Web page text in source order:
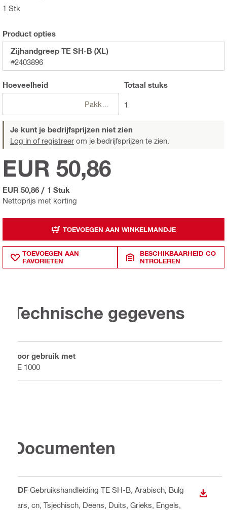
1 Stk
Product opties
Zijhandgreep TE SH-B (XL)
#2403896
Hoeveelheid
Pakketten
Totaal stuks
1
Je kunt je bedrijfsprijzen niet zien
Log in of registreer om je bedrijfsprijzen te zien.
Nettoprijs met korting
EUR 50,86
EUR 50,86 / 1 Stuk
TOEVOEGEN AAN WINKELMANDJE
TOEVOEGEN AAN
FAVORIETEN
BESCHIKBAARHEID CO
NTROLEREN
Technische gegevens
Voor gebruik met
TE 1000
Documenten
PDF Gebruikshandleiding TE SH-B , Arabisch, Bulg
aars, cn, Tsjechisch, Deens, Duits, Grieks, Engels,